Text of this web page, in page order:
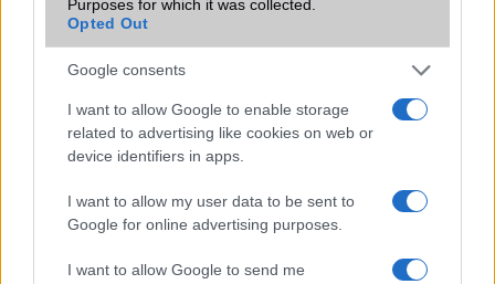
Purposes for which it was collected.
Opted Out
Google consents
I want to allow Google to enable storage
related to advertising like cookies on web or
device identifiers in apps.
I want to allow my user data to be sent to
Google for online advertising purposes.
I want to allow Google to send me
2006-11-1 2:10:23 PM
Kinézetre nem rossz, kár, h hozzánk nem jött be...